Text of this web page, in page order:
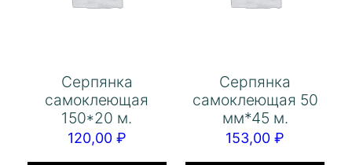
Серпянка
самоклеющая
150*20 м.
120,00 ₽
Серпянка
самоклеющая 50
мм*45 м.
153,00₽